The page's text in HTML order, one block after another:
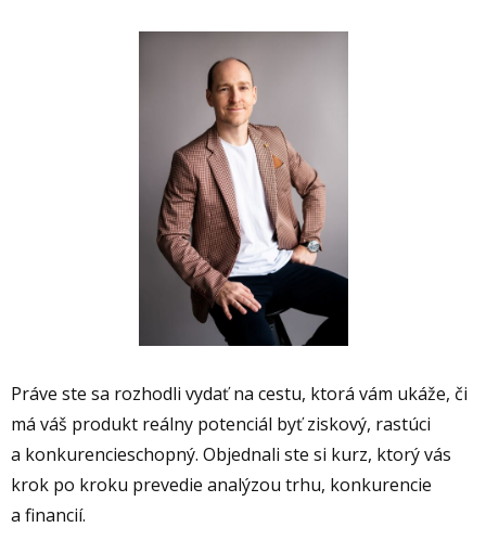
Práve ste sa rozhodli vydať na cestu, ktorá vám ukáže, či
má váš produkt reálny potenciál byť ziskový, rastúci
a konkurencieschopný. Objednali ste si kurz, ktorý vás
krok po kroku prevedie analýzou trhu, konkurencie
a financií.